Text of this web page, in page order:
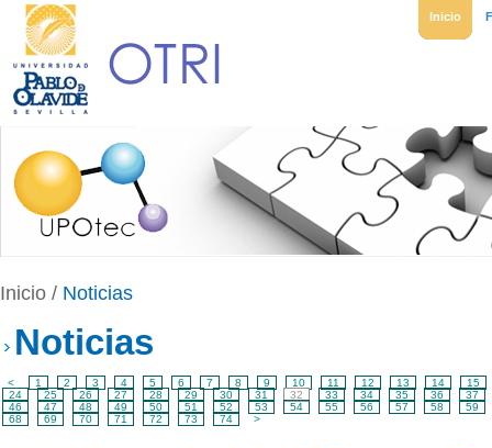
Inicio
Inicio / Noticias
Noticias
< 1 2 3 4 5 6 7 8 9 10 11 12 13 14
15
24
25 26 27 28 29 30 31 32 33 34 35 36
37
46
47 48 49 50 51 52 53 54 55 56 57 58
59
68
69 70 71 72 73 74 >